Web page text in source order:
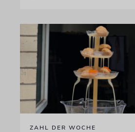
ZAHL DER WOCHE